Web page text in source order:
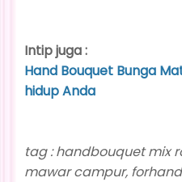
Intip juga :
Hand Bouquet Bunga
hidup Anda
tag : handbouquet mix
mawar campur,